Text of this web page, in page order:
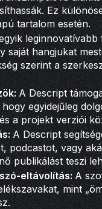
Ez
tartalom esetén.
saját hangjukat
szerint a
A Descript
egyidejűleg
a projekt verziói
A Descript
podcastot, vagy
publikálást teszi
eltávolítás: A
mint